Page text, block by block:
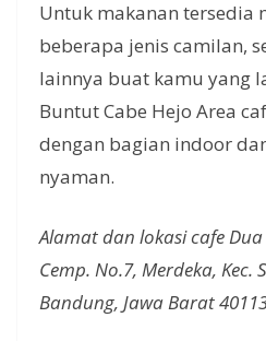
Untuk makanan tersedia
beberapa jenis camilan,
lainnya buat kamu yang
Buntut Cabe Hejo Area
dengan bagian indoor
nyaman.
Alamat dan lokasi cafe Dua
Cemp. No.7, Merdeka,
Bandung, Jawa Barat